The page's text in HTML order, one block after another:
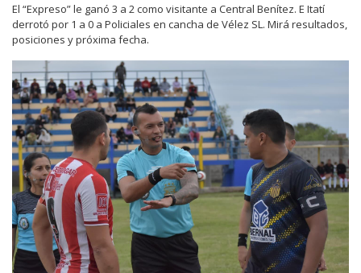
El “Expreso” le ganó 3 a 2 como visitante a Central Benítez. E Itatí
derrotó por 1 a 0 a Policiales en cancha de Vélez SL. Mirá resultados,
posiciones y próxima fecha.